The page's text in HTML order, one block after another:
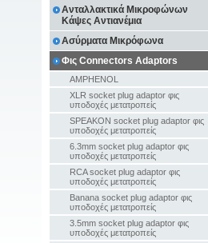
Ανταλλακτικά Μικροφώνων
Κάψες Αντιανέμια
Ασύρματα Μικρόφωνα
Φις Connectors Adaptors
AMPHENOL
XLR socket plug adaptor φις
υποδοχές μετατροπείς
SPEAKON socket plug adaptor φις
υποδοχές μετατροπείς
6.3mm socket plug adaptor φις
υποδοχές μετατροπείς
RCA socket plug adaptor φις
υποδοχές μετατροπείς
Banana socket plug adaptor φις
υποδοχές μετατροπείς
3.5mm socket plug adaptor φις
υποδοχές μετατροπείς